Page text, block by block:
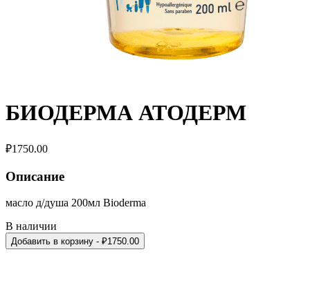
БИОДЕРМА АТОДЕРМ
₽1750.00
Описание
масло д/душа 200мл Bioderma
В наличии
Добавить в корзину - ₽1750.00